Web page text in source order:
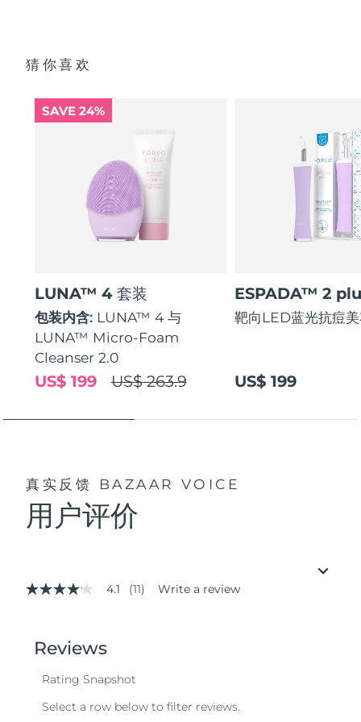
猜你喜欢
SAVE 24%
LUNA™ 4 套装
包装内含: LUNA™ 4 与
LUNA™ Micro-Foam
Cleanser 2.0
US$ 263.9
US$ 199
ESPADA™ 2
靶向LED蓝光抗痘
US$ 199
真实反馈 BAZAAR VOICE
用户评价
4.1
stars,
average
value.
4.1 (11) Write a review